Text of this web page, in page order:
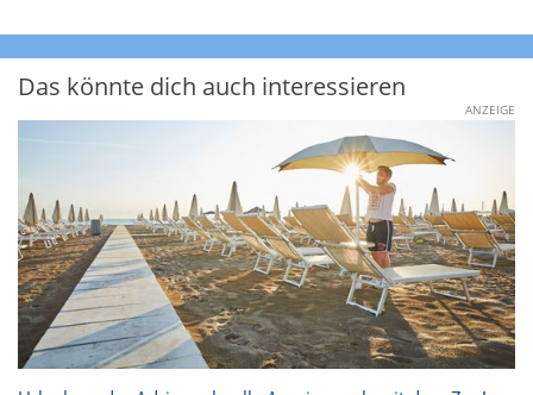
Das könnte dich auch interessieren
ANZEIGE